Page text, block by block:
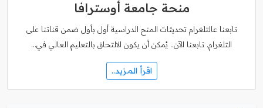
منحة جامعة أوسترافا
تابعنا عالتلغرام تحديثات المنح الدراسية أول بأول ضمن قناتنا على
التلغرام. تابعنا الآن.. يُمكن أن يكون الالتحاق بالتعليم العالي في…
اقرأ المزيد..